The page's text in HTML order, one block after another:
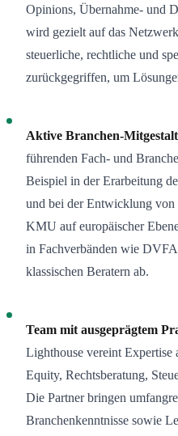
Opinions, Übernahme- und
wird gezielt auf das
steuerliche, rechtliche und
zurückgegriffen, um
Aktive Branchen-
führenden Fach- und
Beispiel in der Erarbeitung
und bei der Entwicklung
KMU auf europäischer
in Fachverbänden wie
klassischen Beratern ab.
Team mit ausgeprägtem
Lighthouse vereint Expertise
Equity, Rechtsberatung,
Die Partner bringen
Branchenkenntnisse sowie